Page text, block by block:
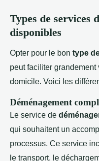
Types de services
disponibles
Opter pour le bon type
peut faciliter
domicile. Voici les
Déménagement
Le service de
qui souhaitent un
processus. Ce service
le transport, le